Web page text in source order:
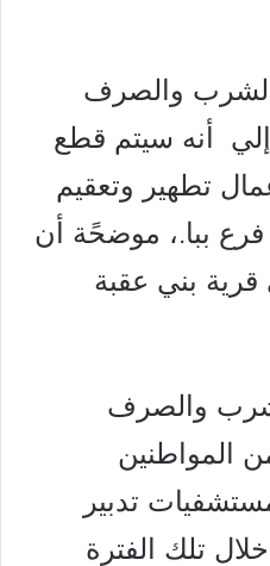
والصرف
أنه سيتم قطع
تطهير وتعقيم
ببا.، موضحًة أن
قرية بني عقبة
والصرف
المواطنين
تدبير
تلك الفترة